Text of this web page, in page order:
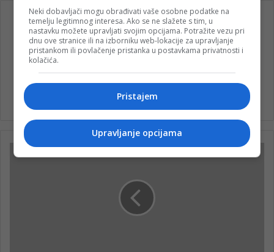
nk 2
Neki dobavljači mogu obrađivati vaše osobne podatke na
temelju legitimnog interesa. Ako se ne slažete s tim, u
nastavku možete upravljati svojim opcijama. Potražite vezu pri
dnu ove stranice ili na izborniku web-lokacije za upravljanje
pristankom ili povlačenje pristanka u postavkama privatnosti i
kolačića.
Pristajem
Upravljanje opcijama